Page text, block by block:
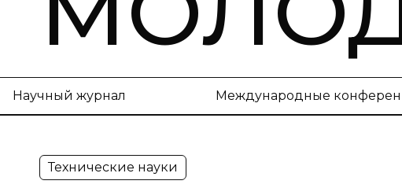
Научный журнал Международные
Технические науки